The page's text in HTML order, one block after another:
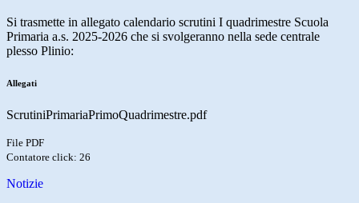
Si trasmette in allegato calendario scrutini I quadrimestre Scuola
Primaria a.s. 2025-2026 che si svolgeranno nella sede centrale
plesso Plinio:
Allegati
ScrutiniPrimariaPrimoQuadrimestre.pdf
File PDF
Contatore click: 26
Notizie